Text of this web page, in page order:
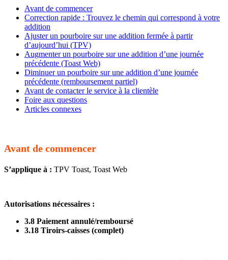
Avant de commencer
Correction rapide : Trouvez le chemin qui correspond à votre
addition
Ajuster un pourboire sur une addition fermée à partir
d’aujourd’hui (TPV)
Augmenter un pourboire sur une addition d’une journée
précédente (Toast Web)
Diminuer un pourboire sur une addition d’une journée
précédente (remboursement partiel)
Avant de contacter le service à la clientèle
Foire aux questions
Articles connexes
Avant de commencer
S’applique à : TPV Toast, Toast Web
Autorisations nécessaires :
3.8 Paiement annulé/remboursé
3.18 Tiroirs-caisses (complet)